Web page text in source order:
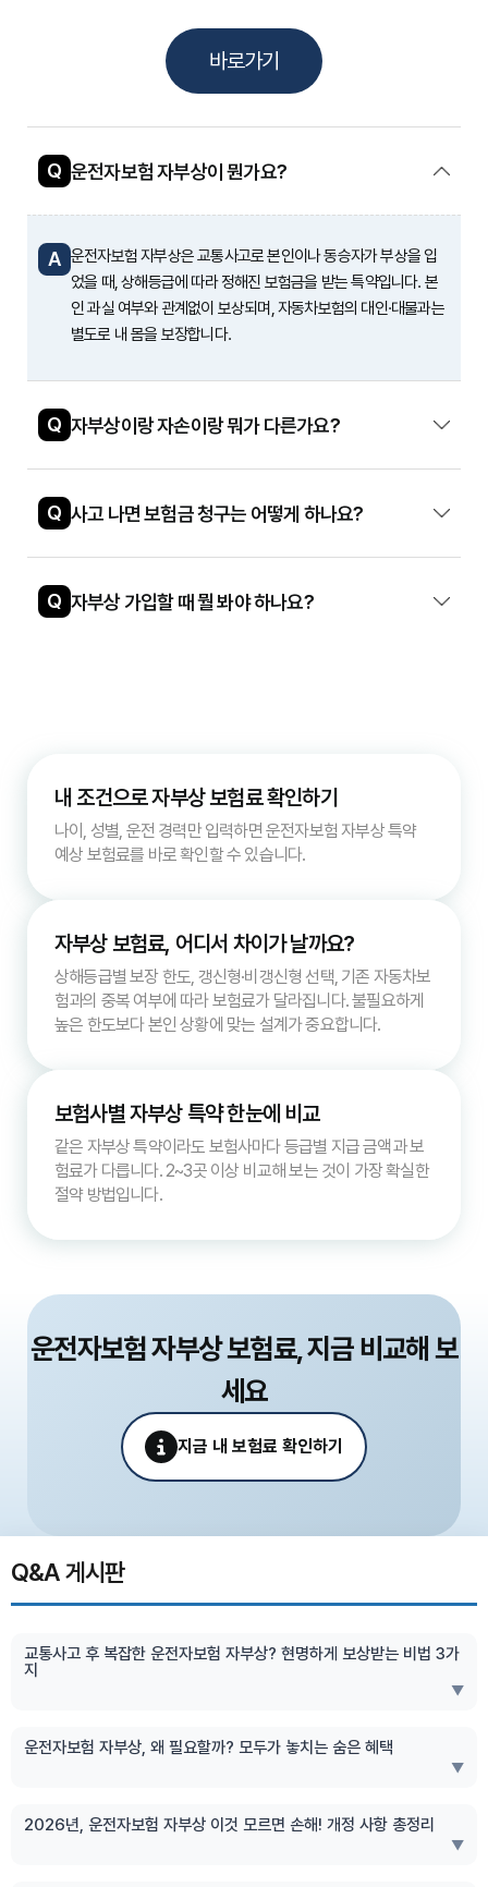
바로가기
Q 운전자보험 자부상이 뭔가요?
A 운전자보험 자부상은 교통사고로 본인이나 동승자가 부상을 입
었을 때, 상해등급에 따라 정해진 보험금을 받는 특약입니다. 본
인 과실 여부와 관계없이 보상되며, 자동차보험의 대인·대물과는
별도로 내 몸을 보장합니다.
Q 자부상이랑 자손이랑 뭐가 다른가요?
Q 사고 나면 보험금 청구는 어떻게 하나요?
Q 자부상 가입할 때 뭘 봐야 하나요?
내 조건으로 자부상 보험료 확인하기
나이, 성별, 운전 경력만 입력하면 운전자보험 자부상 특약
예상 보험료를 바로 확인할 수 있습니다.
자부상 보험료, 어디서 차이가 날까요?
상해등급별 보장 한도, 갱신형·비갱신형 선택, 기존 자동차보
험과의 중복 여부에 따라 보험료가 달라집니다. 불필요하게
높은 한도보다 본인 상황에 맞는 설계가 중요합니다.
보험사별 자부상 특약 한눈에 비교
같은 자부상 특약이라도 보험사마다 등급별 지급 금액과 보
험료가 다릅니다. 2~3곳 이상 비교해 보는 것이 가장 확실한
절약 방법입니다.
운전자보험 자부상 보험료, 지금 비교해 보
세요
지금 내 보험료 확인하기
Q&A 게시판
교통사고 후 복잡한 운전자보험 자부상? 현명하게 보상받는 비법 3가
지
▼
운전자보험 자부상, 왜 필요할까? 모두가 놓치는 숨은 혜택
▼
2026년, 운전자보험 자부상 이것 모르면 손해! 개정 사항 총정리
▼